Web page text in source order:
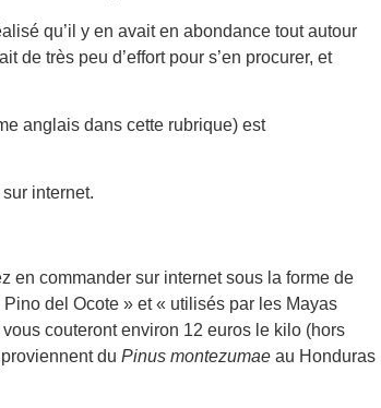
qu’il y en avait en abondance tout autour
de très peu d’effort pour s’en procurer, et
anglais dans cette rubrique) est
internet.
en commander sur internet sous la forme de
del Ocote » et « utilisés par les Mayas
couteront environ 12 euros le kilo (hors
du Pinus montezumae au Honduras